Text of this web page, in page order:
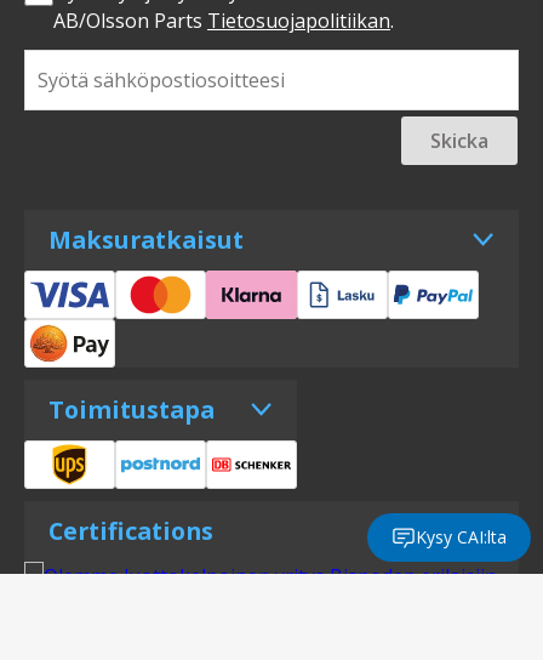
AB/Olsson Parts Tietosuojapolitiikan.
Skicka
Maksuratkaisut
Toimitustapa
Certifications Kysy CAI:lta